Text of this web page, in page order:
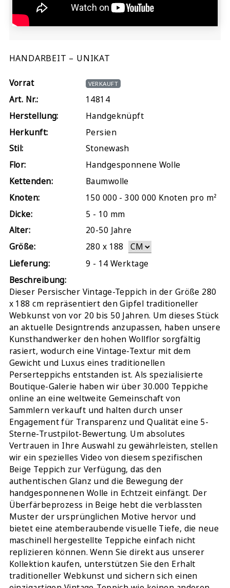
HANDARBEIT – UNIKAT
Vorrat VERKAUFT
Art. Nr.:
14814
Herstellung:
Handgeknüpft
Herkunft:
Persien
Stil:
Stonewash
Flor:
Handgesponnene Wolle
Kettenden:
Baumwolle
Knoten:
150 000 - 300 000 Knoten pro m²
Dicke:
5 - 10 mm
Alter:
20-50 Jahre
Größe:
280 x 188
Lieferung:
9 - 14 Werktage
Beschreibung:
Dieser Persischer Vintage-Teppich in der Größe 280
x 188 cm repräsentiert den Gipfel traditioneller
Webkunst von vor 20 bis 50 Jahren. Um dieses Stück
an aktuelle Designtrends anzupassen, haben unsere
Kunsthandwerker den hohen Wollflor sorgfältig
rasiert, wodurch eine Vintage-Textur mit dem
Gewicht und Luxus eines traditionellen
Perserteppichs entstanden ist. Als spezialisierte
Boutique-Galerie haben wir über 30.000 Teppiche
online an eine weltweite Gemeinschaft von
Sammlern verkauft und halten durch unser
Engagement für Transparenz und Qualität eine 5-
Sterne-Trustpilot-Bewertung. Um absolutes
Vertrauen in Ihre Auswahl zu gewährleisten, stellen
wir ein spezielles Video von diesem spezifischen
Beige Teppich zur Verfügung, das den
authentischen Glanz und die Bewegung der
handgesponnenen Wolle in Echtzeit einfängt. Der
Überfärbeprozess in Beige hebt die verblassten
Muster der ursprünglichen Motive hervor und
bietet eine atemberaubende visuelle Tiefe, die neue
maschinell hergestellte Teppiche einfach nicht
replizieren können. Wenn Sie direkt aus unserer
Kollektion kaufen, unterstützen Sie den Erhalt
traditioneller Webkunst und sichern sich einen